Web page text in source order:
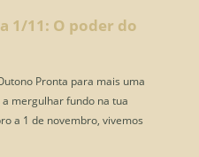
1/11: O poder do
Pronta para mais uma
a mergulhar fundo na tua
a 1 de novembro, vivemos